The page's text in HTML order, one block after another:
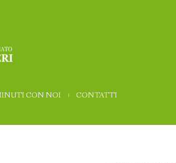
CON NOI CONTATTI